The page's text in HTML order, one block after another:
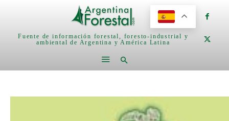
Fuente de información forestal, foresto-industrial y
ambiental de Argentina y América Latina